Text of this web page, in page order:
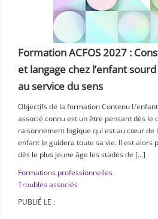
Formation ACFOS 2027 :
et langage chez l’enfant
au service du sens
Objectifs de la formation Contenu
associé connu est un être pensant dès le
raisonnement logique qui est au cœur de
enfant le guidera toute sa vie. Il est alors
dès le plus jeune âge les stades de […]
Formations professionnelles
Troubles associés
PUBLIÉ LE :